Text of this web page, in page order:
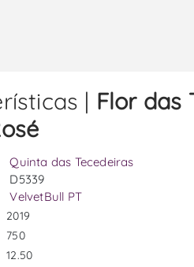
| Flor das
Quinta das Tecedeiras
D5339
VelvetBull PT
2019
750
12.50